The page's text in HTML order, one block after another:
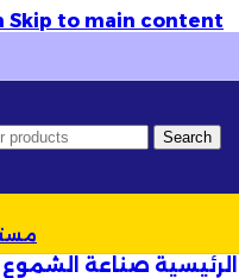
Skip to main content
Search
الرئيسية صناعة الشموع